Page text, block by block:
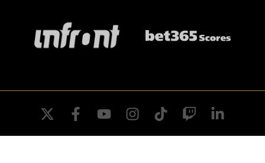
twitter facebookyoutube instagramtiktok twitch